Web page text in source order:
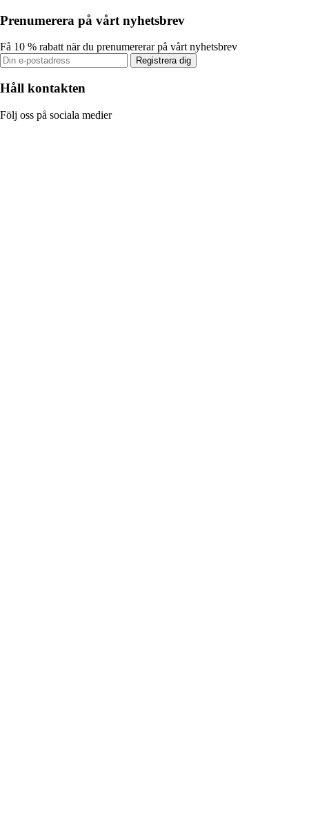
Prenumerera på vårt nyhetsbrev
Få 10 % rabatt när du prenumererar på vårt nyhetsbrev
Registrera dig
Håll kontakten
Följ oss på sociala medier